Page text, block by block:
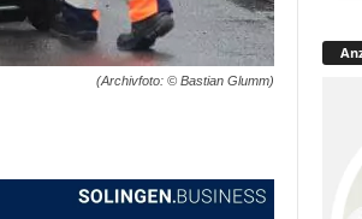
(Archivfoto: © Bastian Glumm)